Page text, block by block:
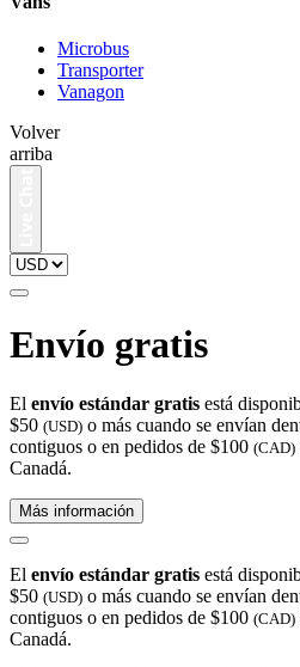
Microbus
Transporter
Vanagon
Volver
arriba
Envío gratis
El envío estándar gratis está
$50 (USD) o más cuando se envían
contiguos o en pedidos de $100 (CAD)
Canadá.
Más información
El envío estándar gratis está
$50 (USD) o más cuando se envían
contiguos o en pedidos de $100 (CAD)
Canadá.